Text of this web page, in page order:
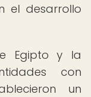
el desarrollo
Egipto y la
con
un